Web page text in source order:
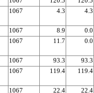
1067 4.3 4.3
1067 8.9
0.0
1067 11.7 0.0
1067 93.3
93.3
1067 119.4 119.4
1067 22.4 22.4